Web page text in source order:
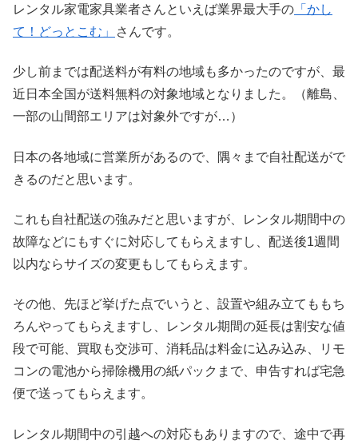
レンタル家電家具業者さんといえば業界最大手の 「かし
て！どっとこむ」
さんです。
少し前までは配送料が有料の地域も多かったのですが、最
近日本全国が送料無料の対象地域となりました。（離島、
一部の山間部エリアは対象外ですが…）
日本の各地域に営業所があるので、隅々まで自社配送がで
きるのだと思います。
これも自社配送の強みだと思いますが、レンタル期間中の
故障などにもすぐに対応してもらえますし、配送後1週間
以内ならサイズの変更もしてもらえます。
その他、先ほど挙げた点でいうと、設置や組み立てももち
ろんやってもらえますし、レンタル期間の延長は割安な値
段で可能、買取も交渉可、消耗品は料金に込み込み、リモ
コンの電池から掃除機用の紙パックまで、申告すれば宅急
便で送ってもらえます。
レンタル期間中の引越への対応もありますので、途中で再